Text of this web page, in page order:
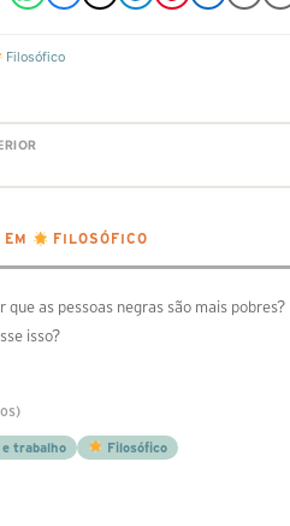
Filosófico
FILOSÓFICO
que as pessoas negras são mais pobres?
isso?
e trabalho Filosófico